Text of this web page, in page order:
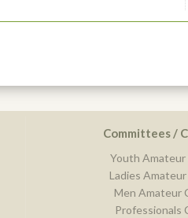
Committees /
Youth
Ladies
Men Amateur
Professionals